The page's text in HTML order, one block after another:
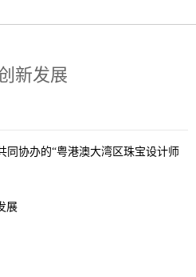
新发展
同协办的“粤港澳大湾区珠宝设计师